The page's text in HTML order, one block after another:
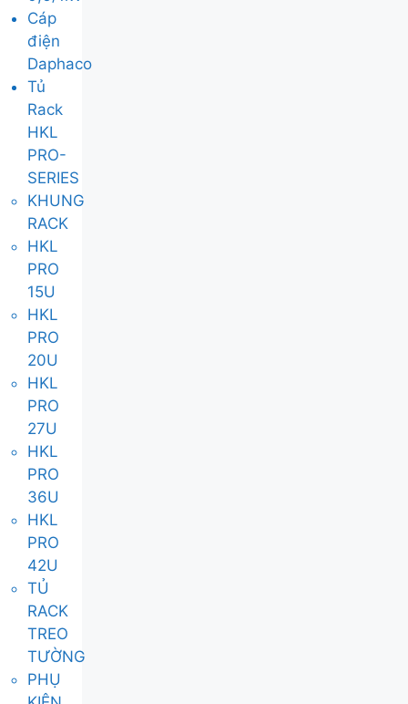
Cáp
điện
Daphaco
Tủ
Rack
HKL
PRO-
SERIES
KHUNG
RACK
HKL
PRO
15U
HKL
PRO
20U
HKL
PRO
27U
HKL
PRO
36U
HKL
PRO
42U
TỦ
RACK
TREO
TƯỜNG
PHỤ